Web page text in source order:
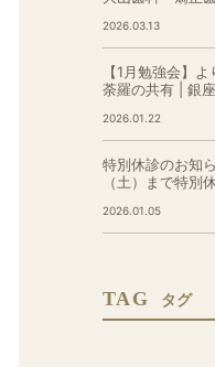
2026.03.13
【1月勉強会】
荼羅の共有 | 銀
2026.01.22
特別休診のお知
（土）まで特別
2026.01.05
TAG タグ